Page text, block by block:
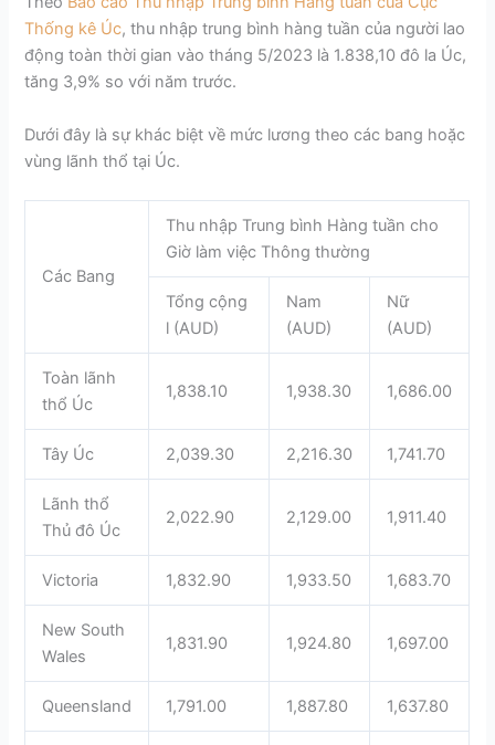
Thống kê Úc, thu nhập trung bình hàng tuần của người lao
động toàn thời gian vào tháng 5/2023 là 1.838,10 đô la Úc,
tăng 3,9% so với năm trước.
Dưới đây là sự khác biệt về mức lương theo các bang hoặc
vùng lãnh thổ tại Úc.
Các Bang
Thu nhập Trung bình Hàng tuần cho
Giờ làm việc Thông thường
Tổng cộng
l (AUD)
Nam
(AUD)
Nữ
(AUD)
Toàn lãnh
thổ Úc
1,838.10 1,938.30 1,686.00
Tây Úc 2,039.30 2,216.30 1,741.70
Lãnh thổ
Thủ đô Úc
2,022.90 2,129.00 1,911.40
Victoria 1,832.90 1,933.50 1,683.70
New South
Wales
1,831.90 1,924.80 1,697.00
Queensland 1,791.00 1,887.80 1,637.80